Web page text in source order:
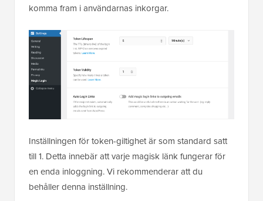
komma fram i användarnas inkorgar.
Inställningen för token-giltighet är som standard satt
till 1. Detta innebär att varje magisk länk fungerar för
en enda inloggning. Vi rekommenderar att du
behåller denna inställning.